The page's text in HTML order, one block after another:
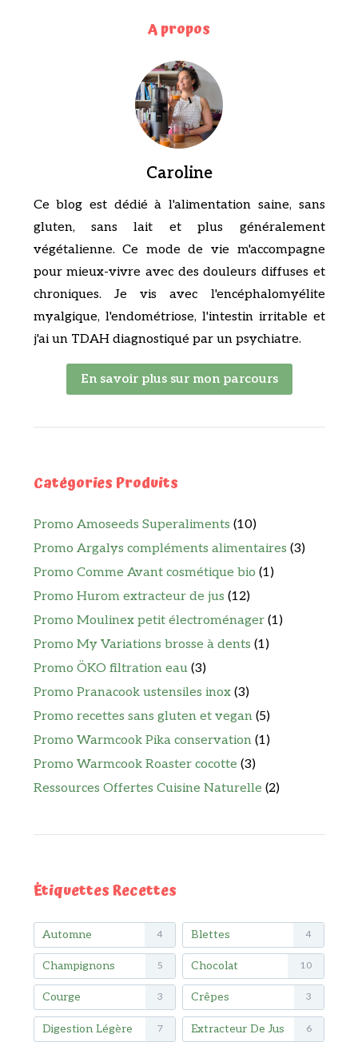
A propos
Caroline
Ce blog est dédié à l'alimentation saine, sans
gluten, sans lait et plus généralement
végétalienne. Ce mode de vie m'accompagne
pour mieux-vivre avec des douleurs diffuses et
chroniques. Je vis avec l'encéphalomyélite
myalgique, l'endométriose, l'intestin irritable et
j'ai un TDAH diagnostiqué par un psychiatre.
En savoir plus sur mon parcours
Catégories Produits
Promo Amoseeds Superaliments (10)
Promo Argalys compléments alimentaires (3)
Promo Comme Avant cosmétique bio (1)
Promo Hurom extracteur de jus (12)
Promo Moulinex petit électroménager (1)
Promo My Variations brosse à dents (1)
Promo ÖKO filtration eau (3)
Promo Pranacook ustensiles inox (3)
Promo recettes sans gluten et vegan (5)
Promo Warmcook Pika conservation (1)
Promo Warmcook Roaster cocotte (3)
Ressources Offertes Cuisine Naturelle (2)
Étiquettes Recettes
Automne 4 Blettes 4
Champignons 5 Chocolat 10
Courge 3 Crêpes 3
Digestion Légère 7 Extracteur De Jus 6